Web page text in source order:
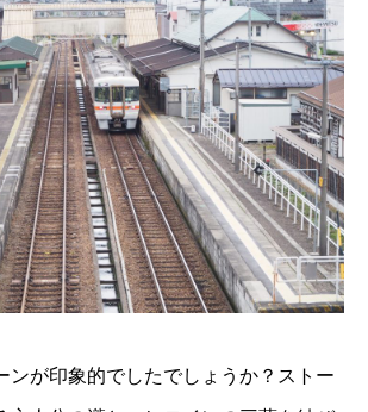
ンが印象的でしたでしょうか？ストー